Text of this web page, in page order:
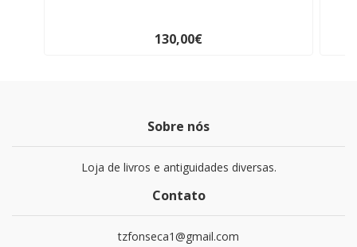
130,00€
Sobre nós
Loja de livros e antiguidades diversas.
Contato
tzfonseca1@gmail.com